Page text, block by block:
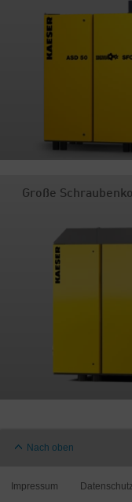
Große
Nach oben
Impressum Datenschutz